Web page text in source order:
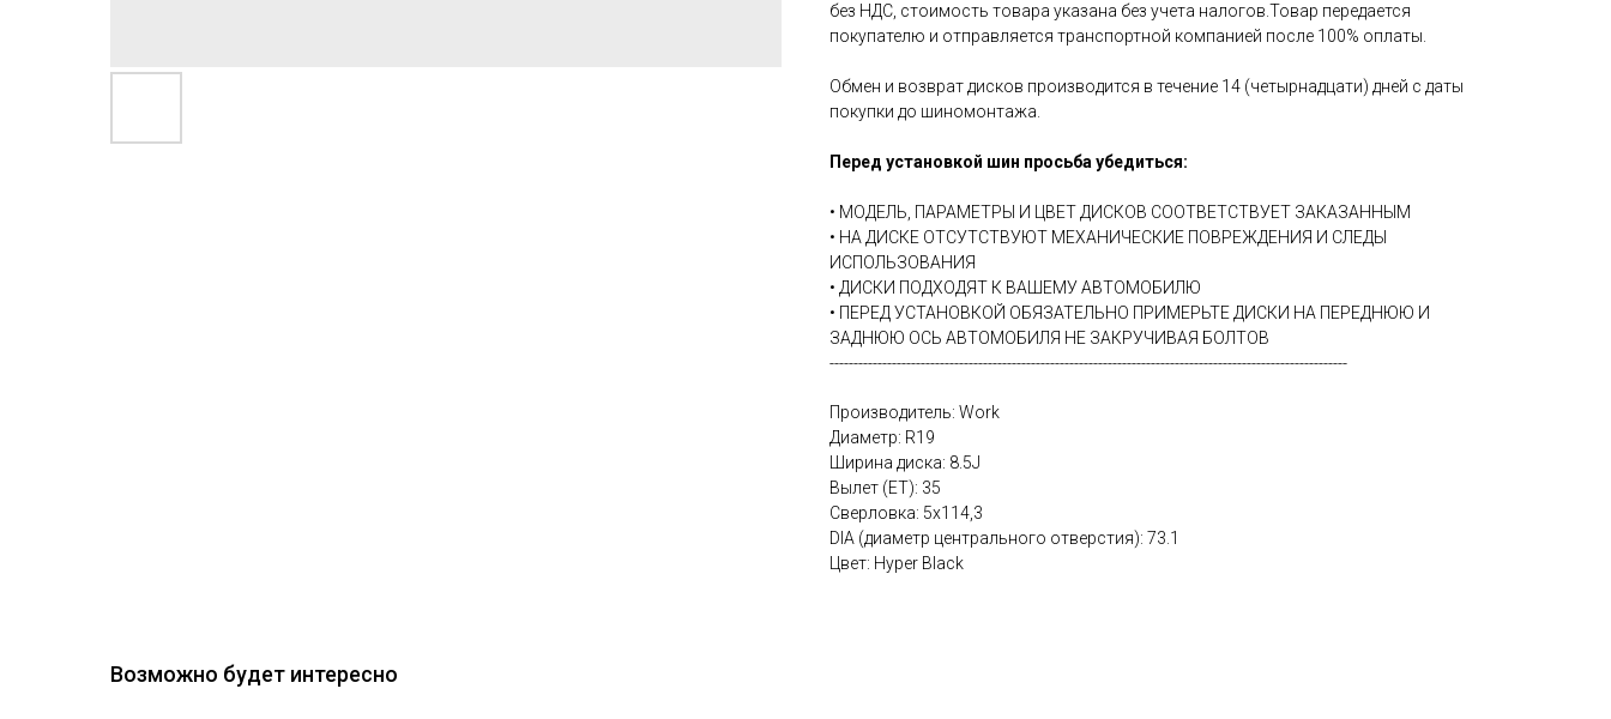
без НДС, стоимость товара указана без учета налогов.Товар передается
покупателю и отправляется транспортной компанией после 100% оплаты.
Обмен и возврат дисков производится в течение 14 (четырнадцати) дней с даты
покупки до шиномонтажа.
Перед установкой шин просьба убедиться:
• МОДЕЛЬ, ПАРАМЕТРЫ И ЦВЕТ ДИСКОВ СООТВЕТСТВУЕТ ЗАКАЗАННЫМ
• НА ДИСКЕ ОТСУТСТВУЮТ МЕХАНИЧЕСКИЕ ПОВРЕЖДЕНИЯ И СЛЕДЫ
ИСПОЛЬЗОВАНИЯ
• ДИСКИ ПОДХОДЯТ К ВАШЕМУ АВТОМОБИЛЮ
• ПЕРЕД УСТАНОВКОЙ ОБЯЗАТЕЛЬНО ПРИМЕРЬТЕ ДИСКИ НА ПЕРЕДНЮЮ И
ЗАДНЮЮ ОСЬ АВТОМОБИЛЯ НЕ ЗАКРУЧИВАЯ БОЛТОВ
------------------------------------------------------------------------------------------------------------
Производитель: Work
Диаметр: R19
Ширина диска: 8.5J
Вылет (ET): 35
Сверловка: 5х114,3
DIA (диаметр центрального отверстия): 73.1
Цвет: Hyper Black
Возможно будет интересно